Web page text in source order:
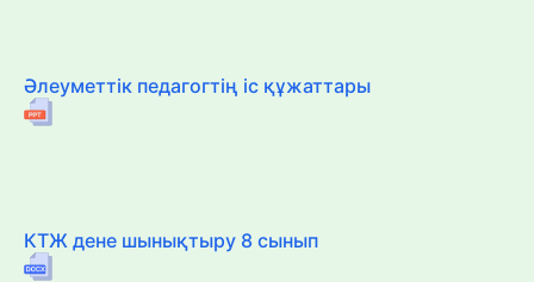
Әлеуметтік педагогтің іс құжаттары
КТЖ дене шынықтыру 8 сынып